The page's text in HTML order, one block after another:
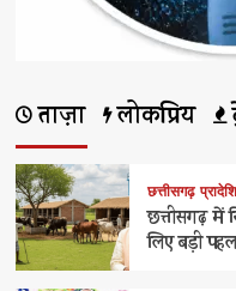
ताज़ा लोकप्रिय
छत्तीसगढ़
छत्तीसगढ़ में
लिए बड़ी पहल